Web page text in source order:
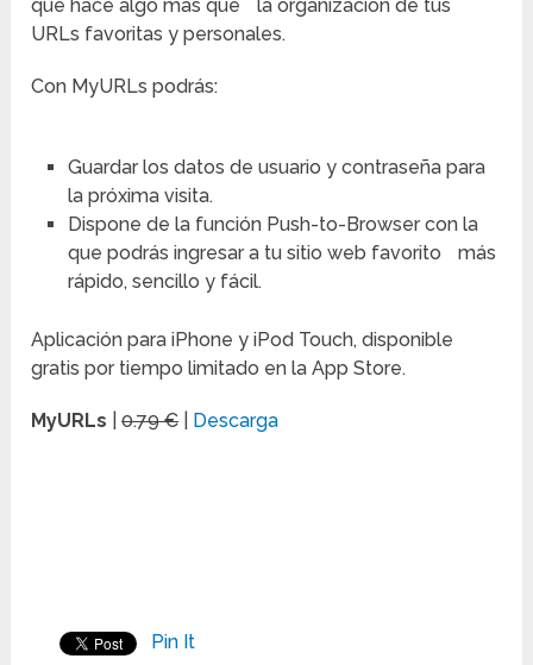
que hace algo más que la organización de tus
URLs favoritas y personales.
Con MyURLs podrás:
Guardar los datos de usuario y contraseña para
la próxima visita.
Dispone de la función Push-to-Browser con la
que podrás ingresar a tu sitio web favorito más
rápido, sencillo y fácil.
Aplicación para iPhone y iPod Touch, disponible
gratis por tiempo limitado en la App Store.
MyURLs |0.79 € Descarga
Pin It